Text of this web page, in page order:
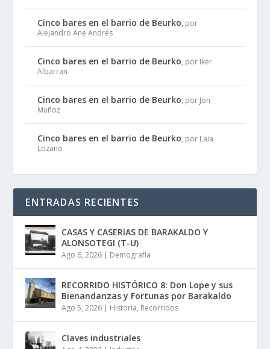
Cinco bares en el barrio de Beurko, por
Alejandro Ane Andrés
Cinco bares en el barrio de Beurko, por Iker
Albarran
Cinco bares en el barrio de Beurko, por Jon
Muñoz
Cinco bares en el barrio de Beurko, por Laia
Lozano
ENTRADAS RECIENTES
CASAS Y CASERíAS DE BARAKALDO Y
ALONSOTEGI (T-U)
Ago 6, 2026 | Demografía
RECORRIDO HISTÓRICO 8: Don Lope y sus
Bienandanzas y Fortunas por Barakaldo
Ago 5, 2026 | Historia, Recorridos
Claves industriales